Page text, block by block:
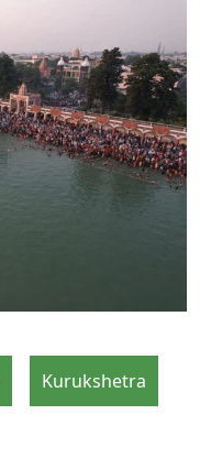
Kurukshetra